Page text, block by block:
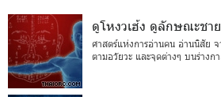
ดูโหงวเฮ้ง ดูลักษณะชา
ศาสตร์แห่งการอ่านคน อ่านนิสัย
ตามอวัยวะ และจุดต่างๆ บนร่างก